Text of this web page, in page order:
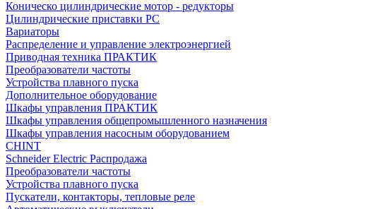
Коническо цилиндрические мотор - редукторы
Цилиндрические приставки PC
Вариаторы
Распределение и управление электроэнергией
Приводная техника ПРАКТИК
Преобразователи частоты
Устройства плавного пуска
Дополнительное оборудование
Шкафы управления ПРАКТИК
Шкафы управления общепромышленного назначения
Шкафы управления насосным оборудованием
CHINT
Schneider Electric Распродажа
Преобразователи частоты
Устройства плавного пуска
Пускатели, контакторы, тепловые реле